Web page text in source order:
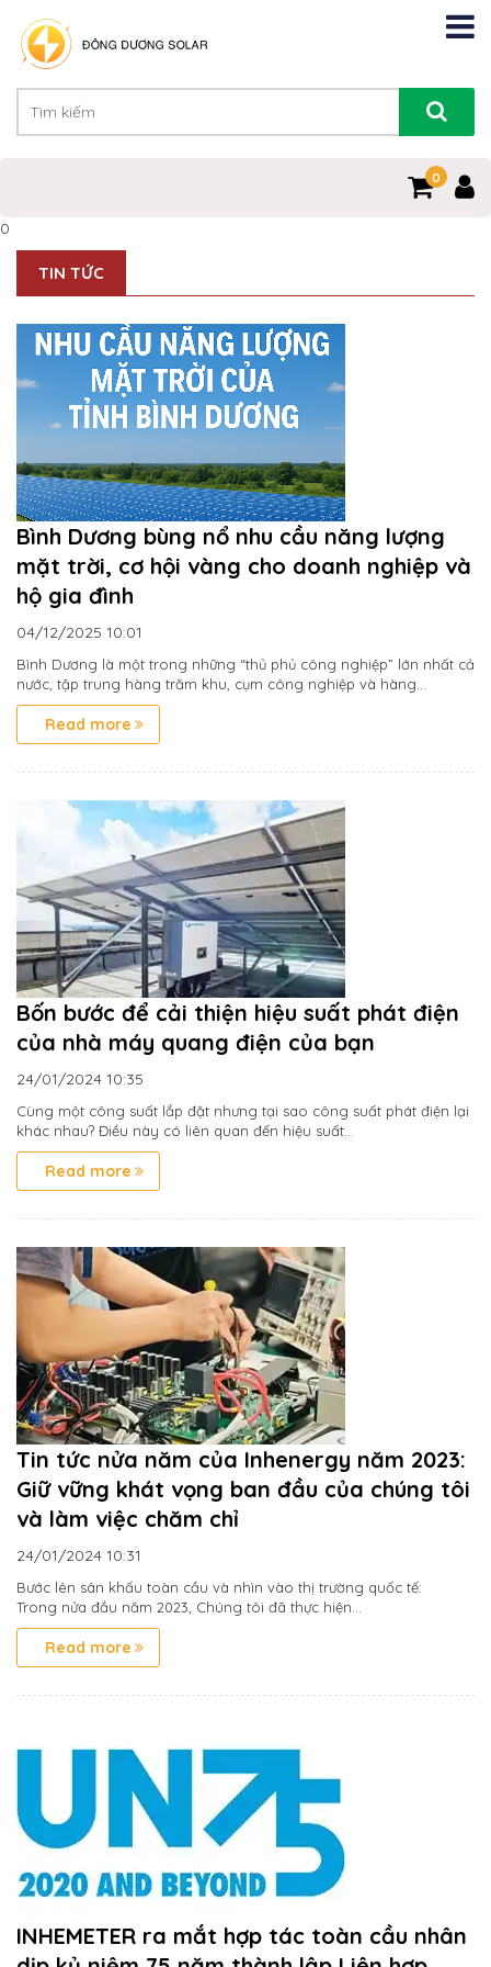
0
0
TIN TỨC
Bình Dương bùng nổ nhu cầu năng lượng
mặt trời, cơ hội vàng cho doanh nghiệp và
hộ gia đình
04/12/2025 10:01
Bình Dương là một trong những “thủ phủ công nghiệp” lớn nhất cả
nước, tập trung hàng trăm khu, cụm công nghiệp và hàng...
Read more
Bốn bước để cải thiện hiệu suất phát điện
của nhà máy quang điện của bạn
24/01/2024 10:35
Cùng một công suất lắp đặt nhưng tại sao công suất phát điện lại
khác nhau? Điều này có liên quan đến hiệu suất...
Read more
Tin tức nửa năm của Inhenergy năm 2023:
Giữ vững khát vọng ban đầu của chúng tôi
và làm việc chăm chỉ
24/01/2024 10:31
Bước lên sân khấu toàn cầu và nhìn vào thị trường quốc tế:
Trong nửa đầu năm 2023, Chúng tôi đã thực hiện...
Read more
INHEMETER ra mắt hợp tác toàn cầu nhân